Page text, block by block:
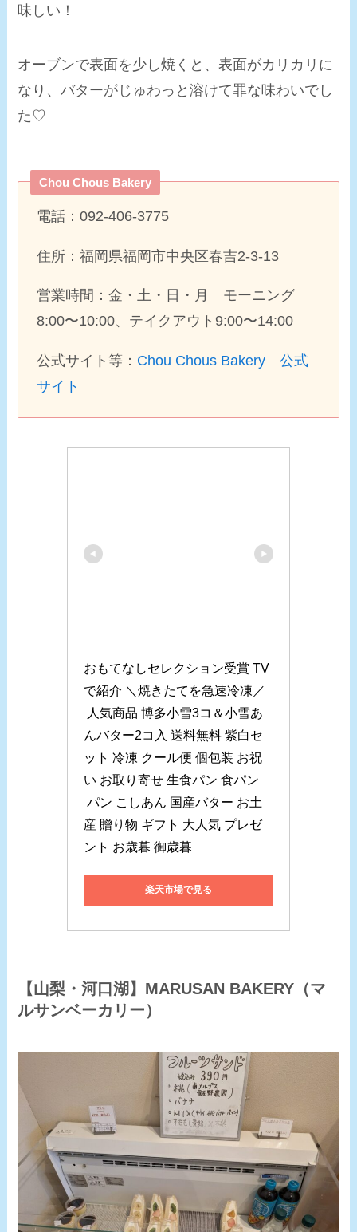
味しい！
オーブンで表面を少し焼くと、表面がカリカリに
なり、バターがじゅわっと溶けて罪な味わいでし
た♡
Chou Chous Bakery
電話：092-406-3775
住所：福岡県福岡市中央区春吉2-3-13
営業時間：金・土・日・月 モーニング
8:00〜10:00、テイクアウト9:00〜14:00
公式サイト等： Chou Chous Bakery 公式
サイト
おもてなしセレクション受賞 TV
で紹介 ＼焼きたてを急速冷凍／
人気商品 博多小雪3コ＆小雪あ
んバター2コ入 送料無料 紫白セ
ット 冷凍 クール便 個包装 お祝
い お取り寄せ 生食パン 食パン
パン こしあん 国産バター お土
産 贈り物 ギフト 大人気 プレゼ
ント お歳暮 御歳暮
楽天市場で見る
【山梨・河口湖】MARUSAN BAKERY（マ
ルサンベーカリー）